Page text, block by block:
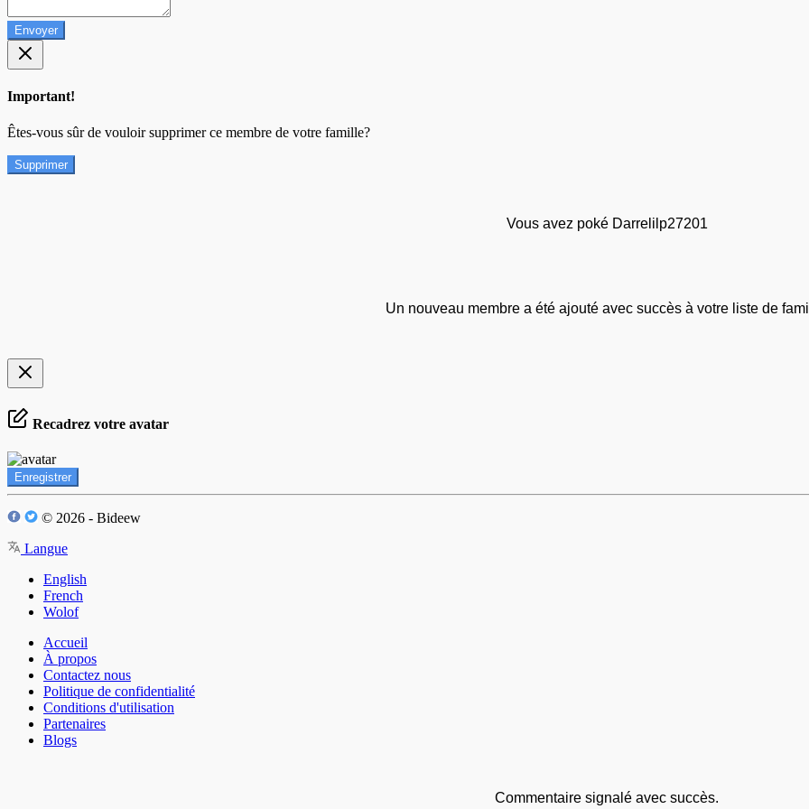
Envoyer
Important!
Êtes-vous sûr de vouloir supprimer ce membre de votre famille?
Supprimer
Vous avez poké Darrelilp27201
Un nouveau membre a été ajouté avec succès à votre liste de
Recadrez votre avatar
Enregistrer
© 2026 - Bideew
Langue
English
French
Wolof
Accueil
À propos
Contactez nous
Politique de confidentialité
Conditions d'utilisation
Partenaires
Blogs
Commentaire signalé avec succès.